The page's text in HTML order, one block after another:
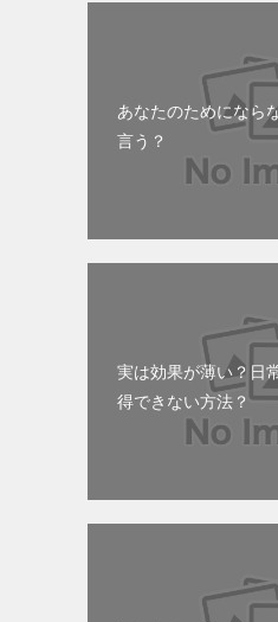
あなたのためになら
言う？
実は効果が薄い？日
得できない方法？